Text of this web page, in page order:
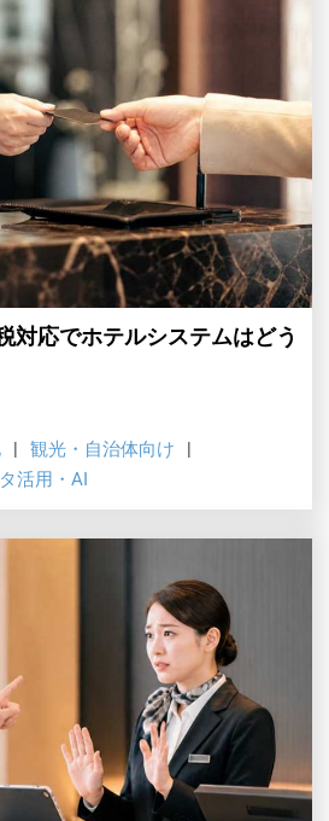
対応でホテルシステムはどう
観光・自治体向け
活用・AI